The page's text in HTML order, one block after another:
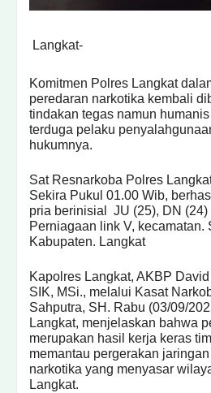
Langkat-
Komitmen Polres Langkat
peredaran narkotika kembali
tindakan tegas namun
terduga pelaku
hukumnya.
Sat Resnarkoba Polres
Sekira Pukul 01.00 Wib,
pria berinisial JU (25), DN (24)
Perniagaan link V, kecamatan.
Kabupaten. Langkat
Kapolres Langkat, AKBP
SIK, MSi., melalui Kasat
Sahputra, SH. Rabu (03/09/
Langkat, menjelaskan bahwa
merupakan hasil kerja keras
memantau pergerakan
narkotika yang menyasar
Langkat.